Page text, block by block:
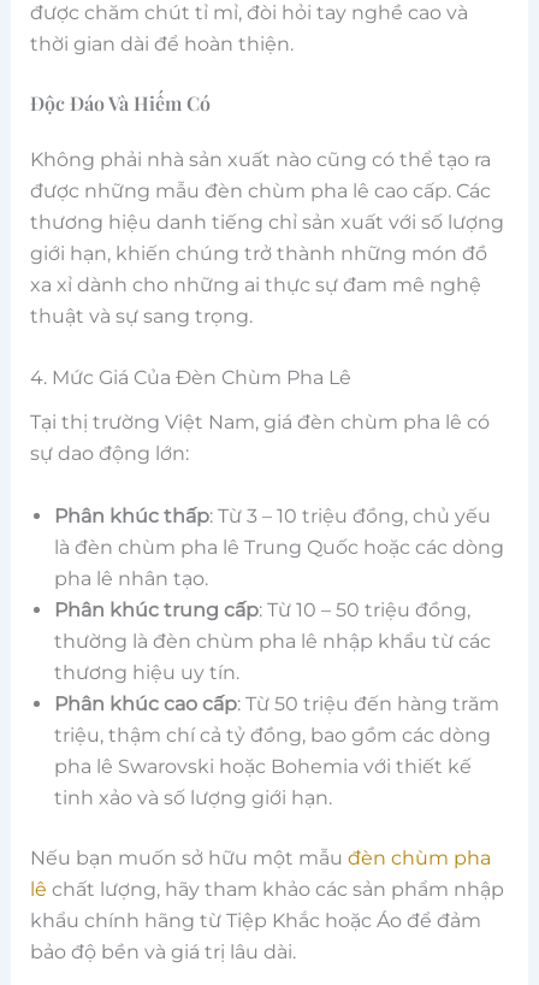
được chăm chút tỉ mỉ, đòi hỏi tay nghề cao và
thời gian dài để hoàn thiện.
Độc Đáo Và Hiếm Có
Không phải nhà sản xuất nào cũng có thể tạo ra
được những mẫu đèn chùm pha lê cao cấp. Các
thương hiệu danh tiếng chỉ sản xuất với số lượng
giới hạn, khiến chúng trở thành những món đồ
xa xỉ dành cho những ai thực sự đam mê nghệ
thuật và sự sang trọng.
4. Mức Giá Của Đèn Chùm Pha Lê
Tại thị trường Việt Nam, giá đèn chùm pha lê có
sự dao động lớn:
Phân khúc thấp: Từ 3 – 10 triệu đồng, chủ yếu
là đèn chùm pha lê Trung Quốc hoặc các dòng
pha lê nhân tạo.
Phân khúc trung cấp: Từ 10 – 50 triệu đồng,
thường là đèn chùm pha lê nhập khẩu từ các
thương hiệu uy tín.
Phân khúc cao cấp: Từ 50 triệu đến hàng trăm
triệu, thậm chí cả tỷ đồng, bao gồm các dòng
pha lê Swarovski hoặc Bohemia với thiết kế
tinh xảo và số lượng giới hạn.
Nếu bạn muốn sở hữu một mẫu đèn chùm pha
lê chất lượng, hãy tham khảo các sản phẩm nhập
khẩu chính hãng từ Tiệp Khắc hoặc Áo để đảm
bảo độ bền và giá trị lâu dài.